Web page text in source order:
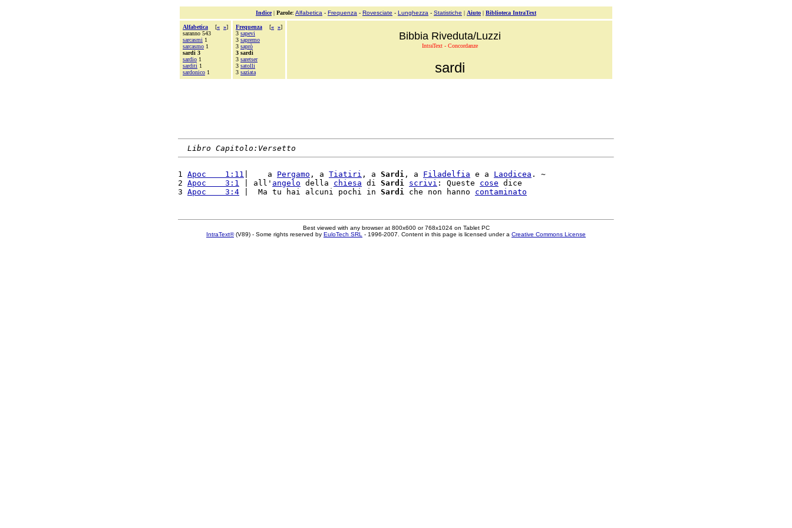
Indice| Parole: Alfabetica - Frequenza - Rovesciate - Lunghezza - Statistiche | Aiuto | Biblioteca IntraText
Alfabetica [« »]
saranno 543
sarcasmi 1
sarcasmo 1
sardi 3
sardio 1
sarditi 1
sardonico 1
Frequenza [« »]
3 sapevi
3 sapremo
3 saprò
3 sardi
3 saretser
3 satolli
3 saziata
Bibbia Riveduta/Luzzi
IntraText - Concordanze
sardi
Libro Capitolo:Versetto
1 Apoc    1:11 |    a Pergamo , a Tiatiri , a Sardi , a Filadelfia e a Laodicea . ~
2 Apoc    3:1 | all' angelo della chiesa di Sardi scrivi : Queste cose dice
3 Apoc    3:4 |  Ma tu hai alcuni pochi in Sardi che non hanno contaminato
Best viewed with any browser at 800x600 or 768x1024 on Tablet PC
IntraText®(V89) - Some rights reserved by EuloTech SRL - 1996-2007. Content in this page is licensed under a Creative Commons License